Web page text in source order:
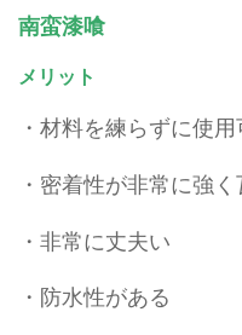
南蛮漆喰
メリット
・材料を練らずに使
・密着性が非常に強
・非常に丈夫い
・防水性がある